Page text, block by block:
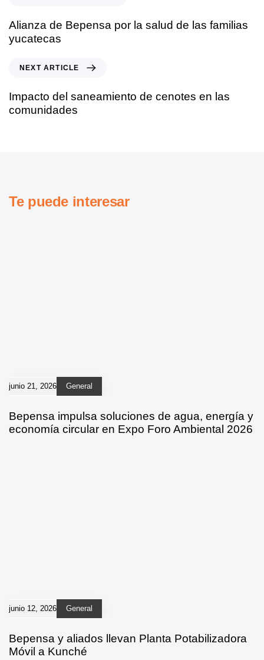
Alianza de Bepensa por la salud de las familias
yucatecas
NEXT ARTICLE
Impacto del saneamiento de cenotes en las
comunidades
Te puede interesar
junio 21, 2026 General
Bepensa impulsa soluciones de agua, energía y
economía circular en Expo Foro Ambiental 2026
junio 12, 2026 General
Bepensa y aliados llevan Planta Potabilizadora
Móvil a Kunché